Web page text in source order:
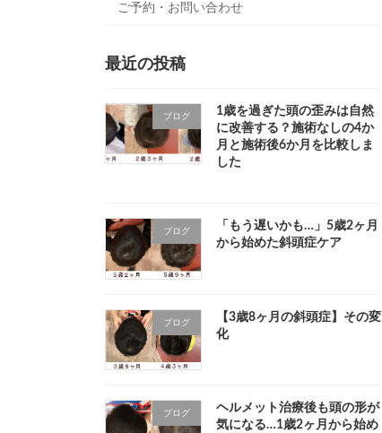
ご予約・お問い合わせ
最近の投稿
ブログ
1歳を過ぎた頭の歪みは自然
に改善する？施術なしの4か
月と施術後6か月を比較しま
した
ブログ
「もう遅いかも…」5歳2ヶ月
から始めた斜頭症ケア
ブログ
【3歳8ヶ月の斜頭症】その変
化
ブログ
ヘルメット治療後も頭の形が
気になる…1歳2ヶ月から始め